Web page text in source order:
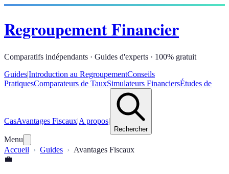
Regroupement Financier
Comparatifs indépendants · Guides d'experts · 100% gratuit
Guides|Introduction au RegroupementConseils
PratiquesComparateurs de TauxSimulateurs FinanciersÉtudes de
CasAvantages Fiscaux|A propos|
Rechercher
Menu
Accueil
Guides
Avantages Fiscaux
💼